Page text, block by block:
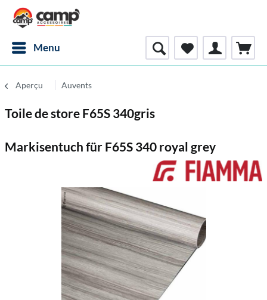
Menu
Aperçu Auvents
Toile de store F65S 340gris
Markisentuch für F65S 340 royal grey